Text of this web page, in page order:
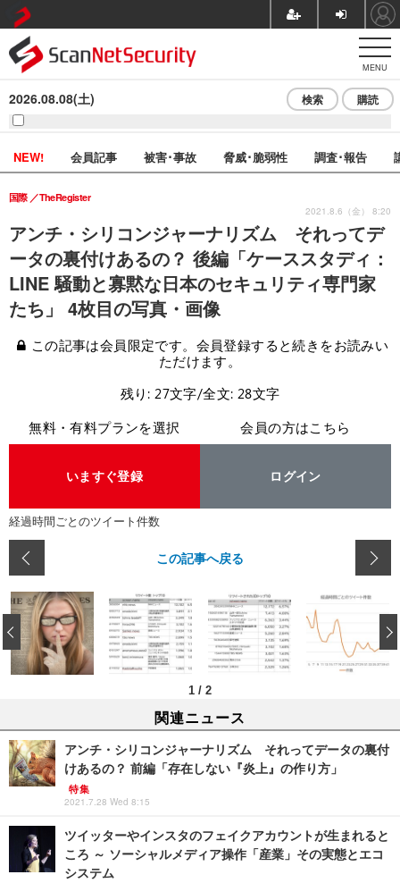
MENU
2026.08.08(土) 検索 購読
NEW! 会員記事 被害･事故 脅威･脆弱性 調査･報告
アンチ・シリコンジャーナリズム それってデ
ータの裏付けあるの？ 後編「ケーススタディ：
LINE 騒動と寡黙な日本のセキュリティ専門家
たち」 4枚目の写真・画像
国際 TheRegister
2021.8.6（金） 8:20
この記事は会員限定です。会員登録すると続きをお読みい
ただけます。
残り: 27文字/全文: 28文字
無料・有料プランを選択
いますぐ登録
会員の方はこちら
ログイン
経過時間ごとのツイート件数
この記事へ戻る
1 / 2
‹
関連ニュース
アンチ・シリコンジャーナリズム それってデータの裏付
けあるの？ 前編「存在しない『炎上』の作り方」
特集
2021.7.28 Wed 8:15
ツイッターやインスタのフェイクアカウントが生まれると
ころ ～ ソーシャルメディア操作「産業」その実態とエコ
システム